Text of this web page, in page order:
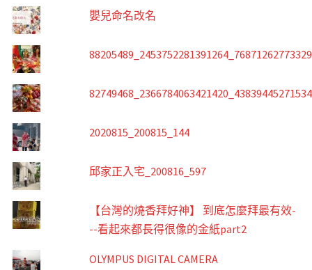
嬰兒命名改名
2020815_200815_144
邱家正入宅_200816_597
【台灣的燒香拜好神】 到底怎麼拜最有效-
--看起來都長得很像的金紙part2
OLYMPUS DIGITAL CAMERA